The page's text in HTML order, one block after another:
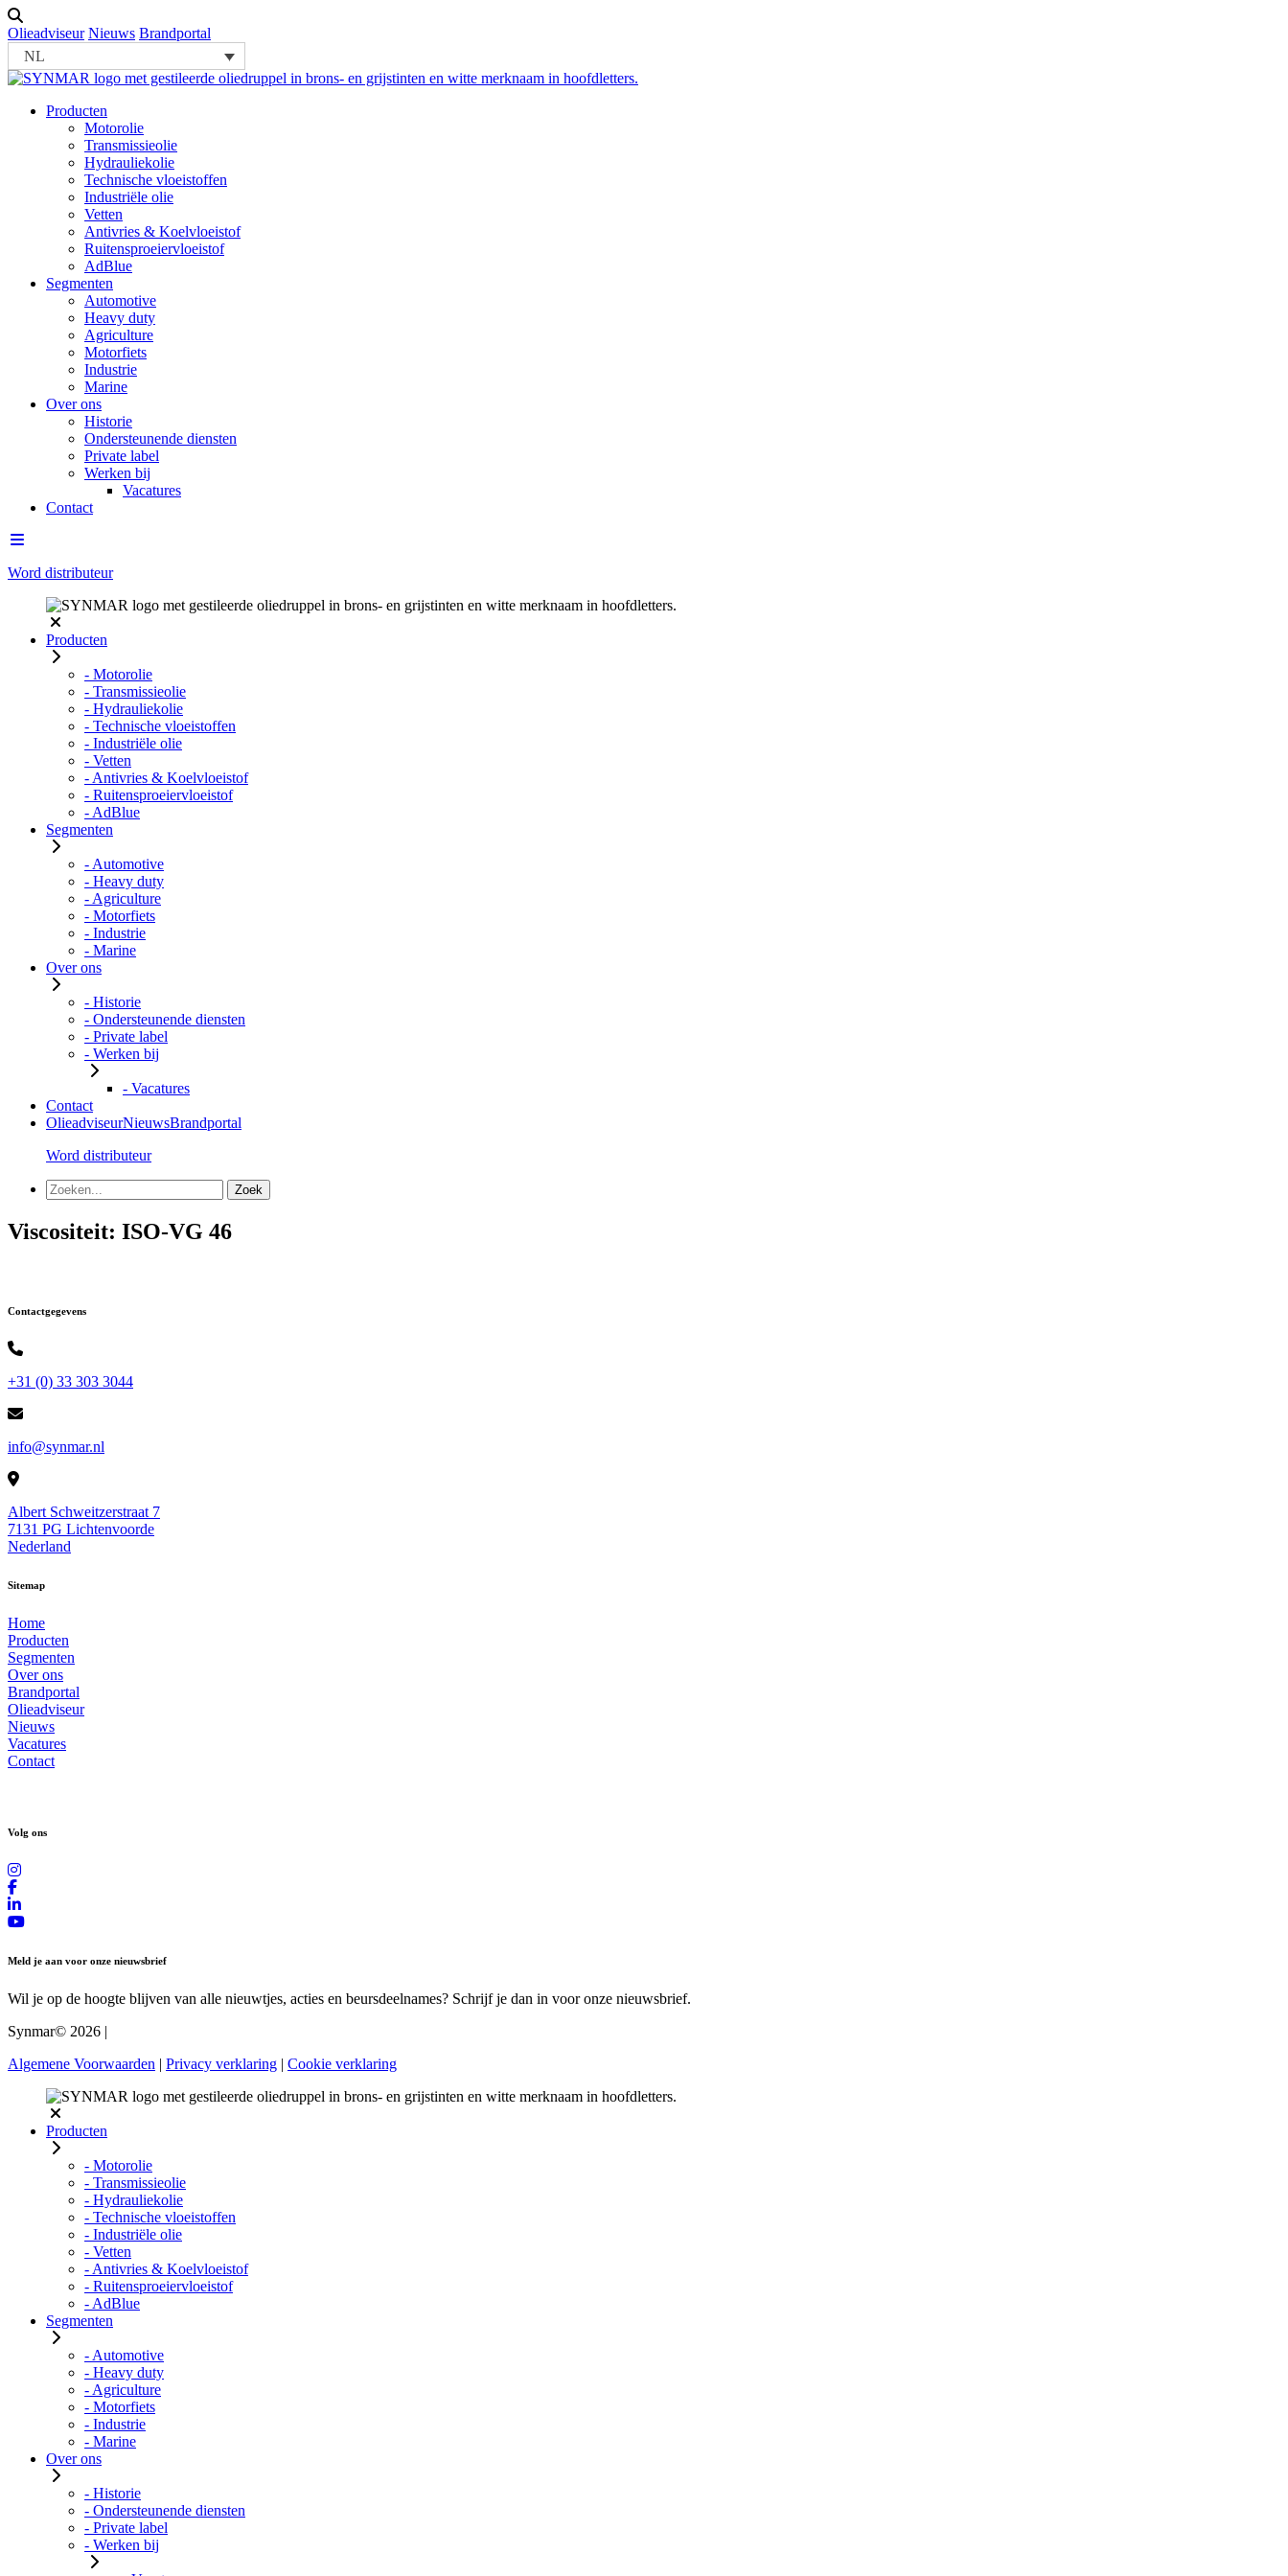
Olieadviseur Nieuws Brandportal
NL
Producten
Motorolie
Transmissieolie
Hydrauliekolie
Technische vloeistoffen
Industriële olie
Vetten
Antivries & Koelvloeistof
Ruitensproeiervloeistof
AdBlue
Segmenten
Automotive
Heavy duty
Agriculture
Motorfiets
Industrie
Marine
Over ons
Historie
Ondersteunende diensten
Private label
Werken bij
Vacatures
Contact
Word distributeur
Producten
- Motorolie
- Transmissieolie
- Hydrauliekolie
- Technische vloeistoffen
- Industriële olie
- Vetten
- Antivries & Koelvloeistof
- Ruitensproeiervloeistof
- AdBlue
Segmenten
- Automotive
- Heavy duty
- Agriculture
- Motorfiets
- Industrie
- Marine
Over ons
- Historie
- Ondersteunende diensten
- Private label
- Werken bij
- Vacatures
Contact
OlieadviseurNieuwsBrandportal
Word distributeur
Viscositeit: ISO-VG 46
Contactgegevens
+31 (0) 33 303 3044
info@synmar.nl
Albert Schweitzerstraat 7
7131 PG Lichtenvoorde
Nederland
Sitemap
Home
Producten
Segmenten
Over ons
Brandportal
Olieadviseur
Nieuws
Vacatures
Contact
Volg ons
Meld je aan voor onze nieuwsbrief
Wil je op de hoogte blijven van alle nieuwtjes, acties en beursdeelnames? Schrijf je dan in voor onze nieuwsbrief.
Synmar© 2026 |
Algemene Voorwaarden | Privacy verklaring | Cookie verklaring
Producten
- Motorolie
- Transmissieolie
- Hydrauliekolie
- Technische vloeistoffen
- Industriële olie
- Vetten
- Antivries & Koelvloeistof
- Ruitensproeiervloeistof
- AdBlue
Segmenten
- Automotive
- Heavy duty
- Agriculture
- Motorfiets
- Industrie
- Marine
Over ons
- Historie
- Ondersteunende diensten
- Private label
- Werken bij